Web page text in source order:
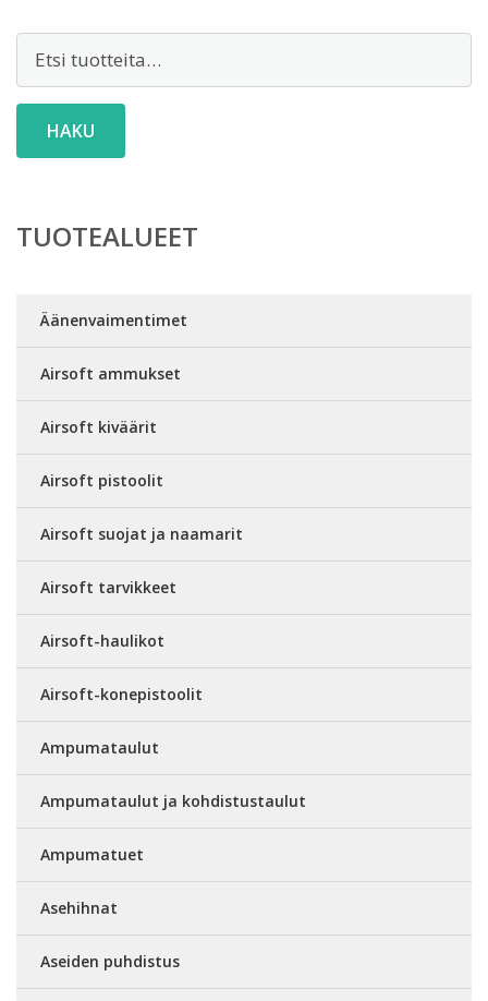
Etsi:
HAKU
TUOTEALUEET
Äänenvaimentimet
Airsoft ammukset
Airsoft kiväärit
Airsoft pistoolit
Airsoft suojat ja naamarit
Airsoft tarvikkeet
Airsoft-haulikot
Airsoft-konepistoolit
Ampumataulut
Ampumataulut ja kohdistustaulut
Ampumatuet
Asehihnat
Aseiden puhdistus